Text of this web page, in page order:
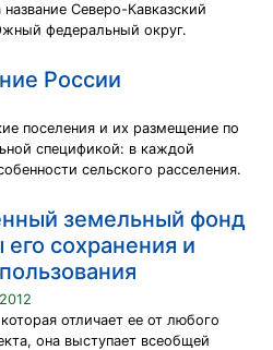
Северо-Кавказский
федеральный округ.
России
поселения и их размещение по
спецификой: в каждой
сельского расселения.
земельный фонд
сохранения и
отличает ее от любого
она выступает всеобщей